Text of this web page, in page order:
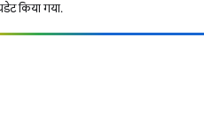
किया गया.